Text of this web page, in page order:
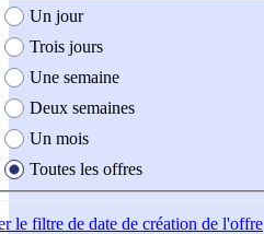
création de l'offre
Un jour
Trois jours
Une semaine
Deux semaines
Un mois
Toutes les offres
le filtre de date de création de l'offre